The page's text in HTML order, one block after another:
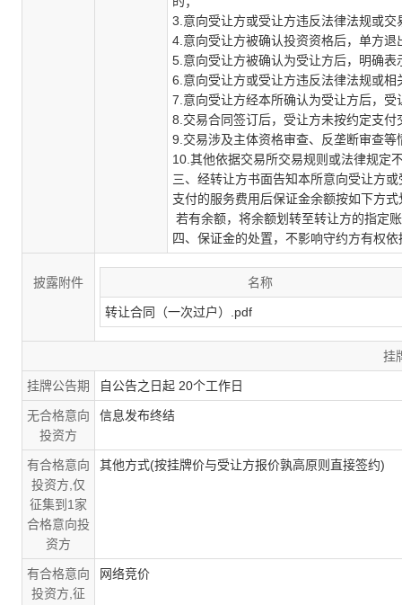
3.意向受让方或受让方违反法律法规或
4.意向受让方被确认投资资格后，单方
5.意向受让方被确认为受让方后，明确
6.意向受让方或受让方违反法律法规或
7.意向受让方经本所确认为受让方后，
8.交易合同签订后，受让方未按约定支付
9.交易涉及主体资格审查、反垄断审查
10.其他依据交易所交易规则或法律规定
三、经转让方书面告知本所意向受让方
支付的服务费用后保证金余额按如下方式
若有余额，将余额划转至转让方的指定
四、保证金的处置，不影响守约方有权
披露附件 名称
转让合同（一次过户）.pdf
挂
挂牌公告期 自公告之日起 20个工作日
无合格意向
投资方
信息发布终结
有合格意向
投资方,仅
征集到1家
合格意向投
资方
其他方式(按挂牌价与受让方报价孰高原则直接签约)
有合格意向
投资方,征
网络竞价